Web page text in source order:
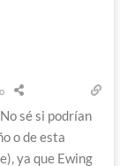
sé si podrían
o de esta
ya que Ewing